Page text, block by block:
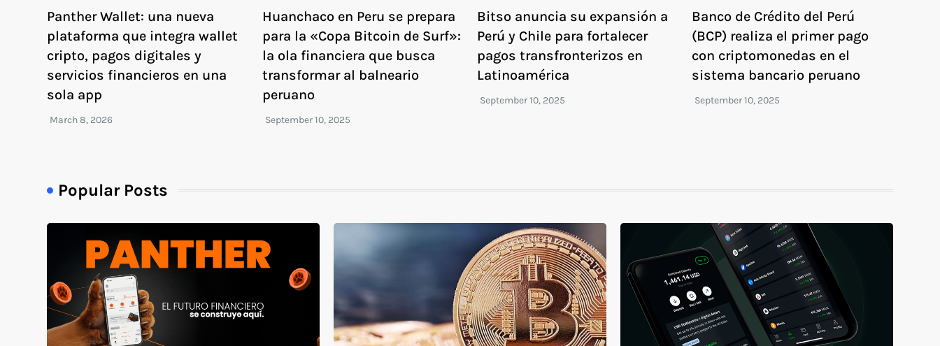
Panther Wallet: una nueva
plataforma que integra wallet
cripto, pagos digitales y
servicios financieros en una
sola app
Huanchaco en Peru se prepara
para la «Copa Bitcoin de Surf»:
la ola financiera que busca
transformar al balneario
peruano
Bitso anuncia su expansión a
Perú y Chile para fortalecer
pagos transfronterizos en
Latinoamérica
Banco de Crédito del Perú
(BCP) realiza el primer pago
con criptomonedas en el
sistema bancario peruano
Popular Posts